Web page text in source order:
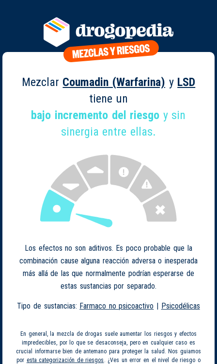
Mezclar Coumadin (Warfarina) y LSD
tiene un
bajo incremento del riesgo y sin
sinergia entre ellas.
Los efectos no son aditivos. Es poco probable que la
combinación cause alguna reacción adversa o inesperada
más allá de las que normalmente podrían esperarse de
estas sustancias por separado.
Tipo de sustancias: Farmaco no psicoactivo | Psicodélicas
En general, la mezcla de drogas suele aumentar los riesgos y efectos
impredecibles, por lo que se desaconseja, pero en cualquier caso es
crucial informarse bien de antemano para proteger la salud. Nos guiamos
por esta categorización de riesgos . ¿Ves un error en el nivel de riesgo o